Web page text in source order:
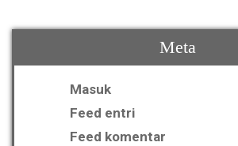
Meta
Masuk
Feed entri
Feed komentar